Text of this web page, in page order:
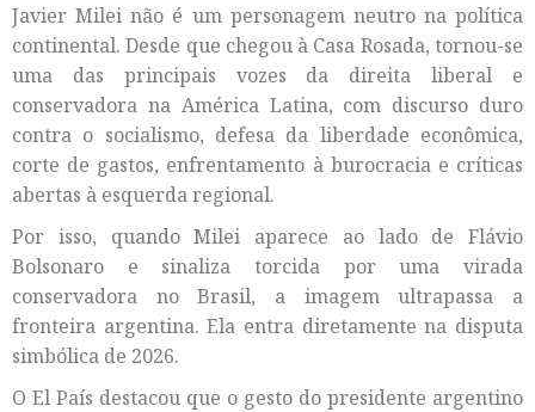
Javier Milei não é um personagem neutro na política
continental. Desde que chegou à Casa Rosada, tornou-se
uma das principais vozes da direita liberal e
conservadora na América Latina, com discurso duro
contra o socialismo, defesa da liberdade econômica,
corte de gastos, enfrentamento à burocracia e críticas
abertas à esquerda regional.
Por isso, quando Milei aparece ao lado de Flávio
Bolsonaro e sinaliza torcida por uma virada
conservadora no Brasil, a imagem ultrapassa a
fronteira argentina. Ela entra diretamente na disputa
simbólica de 2026.
O El País destacou que o gesto do presidente argentino